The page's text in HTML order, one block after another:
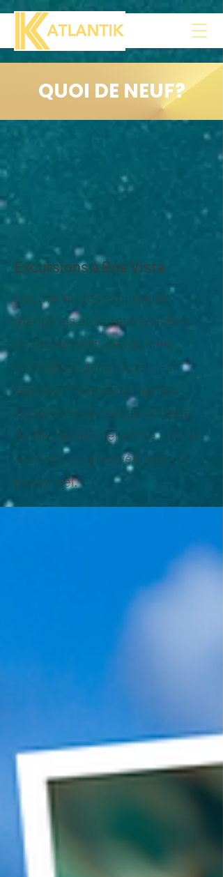
QUOI DE NEUF?
Excursions à Boa Vista
Les meilleures excursions
maritimes et terrestres à Boa
Vista Cap-Vert, des guides
spécialisés dans toutes les
langues. Plongée en apnée,
excursions en bateau et visite
de l'île par voie terrestre, le tout
avec nos propres véhicules et
personnel.